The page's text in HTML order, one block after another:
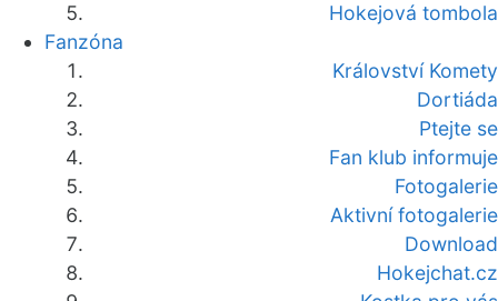
Hokejová tombola
Fanzóna
Království Komety
Dortiáda
Ptejte se
Fan klub informuje
Fotogalerie
Aktivní fotogalerie
Download
Hokejchat.cz